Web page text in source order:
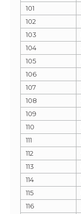
101
102
103
104
105
106
107
108
109
110
111
112
113
114
115
116